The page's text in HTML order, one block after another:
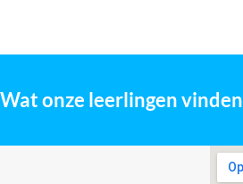
Wat onze leerlingen vinden